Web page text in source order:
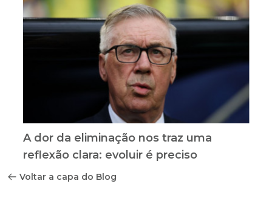
A dor da eliminação nos traz uma
reflexão clara: evoluir é preciso
Voltar a capa do Blog